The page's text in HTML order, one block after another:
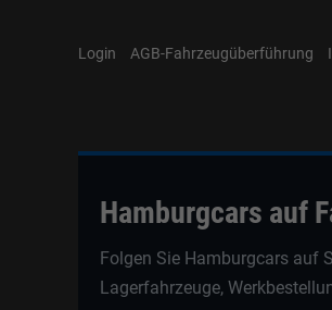
Login AGB-Fahrzeugüberführung
Hamburgcars auf
Folgen Sie Hamburgcars auf
Lagerfahrzeuge,